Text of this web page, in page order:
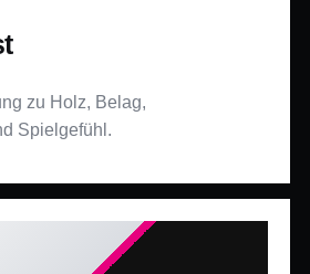
zu Holz, Belag,
Spielgefühl.